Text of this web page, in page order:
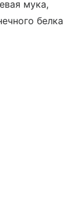
мука,
белка